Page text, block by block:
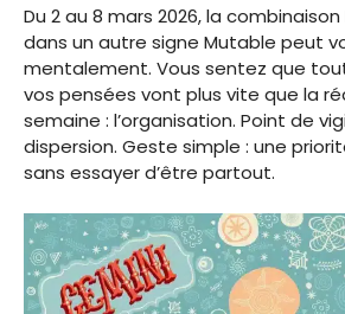
Du 2 au 8 mars 2026, la
dans un autre signe Mutable peut
mentalement. Vous sentez que
vos pensées vont plus vite que la
semaine : l’organisation. Point de
dispersion. Geste simple : une
sans essayer d’être partout.